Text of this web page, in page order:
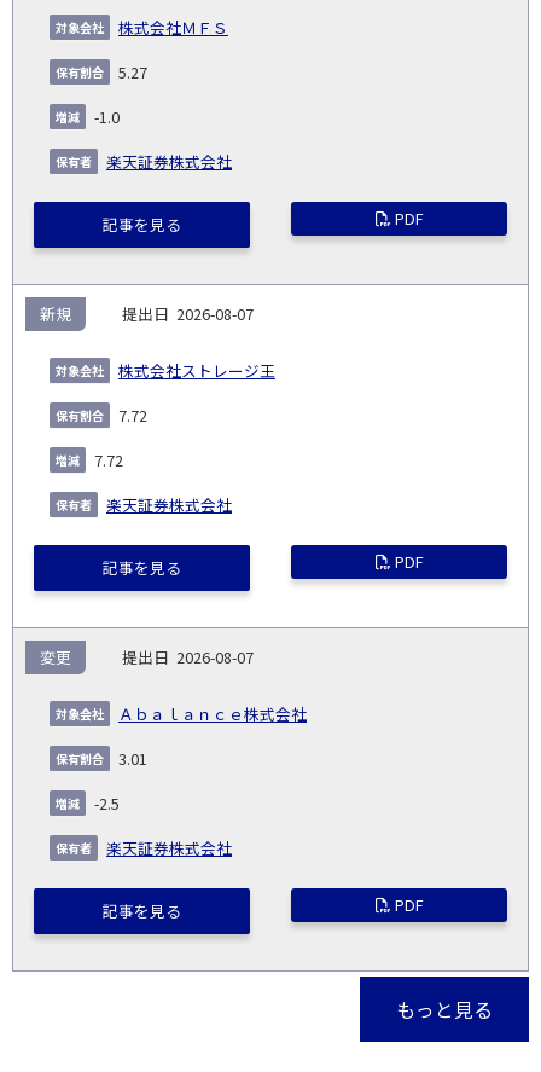
株式会社ＭＦＳ
5.27
-1.0
楽天証券株式会社
記事を見る PDF
2026-08-07
株式会社ストレージ王
新規
7.72
7.72
楽天証券株式会社
記事を見る PDF
2026-08-07
Ａｂａｌａｎｃｅ株式会社
変更
3.01
-2.5
楽天証券株式会社
記事を見る PDF
もっと見る